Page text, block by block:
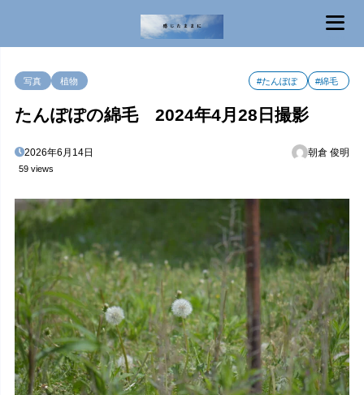
写真 植物 #たんぽぽ #綿毛
たんぽぽの綿毛 2024年4月28日撮影
2026年6月14日 朝倉 俊明
59 views